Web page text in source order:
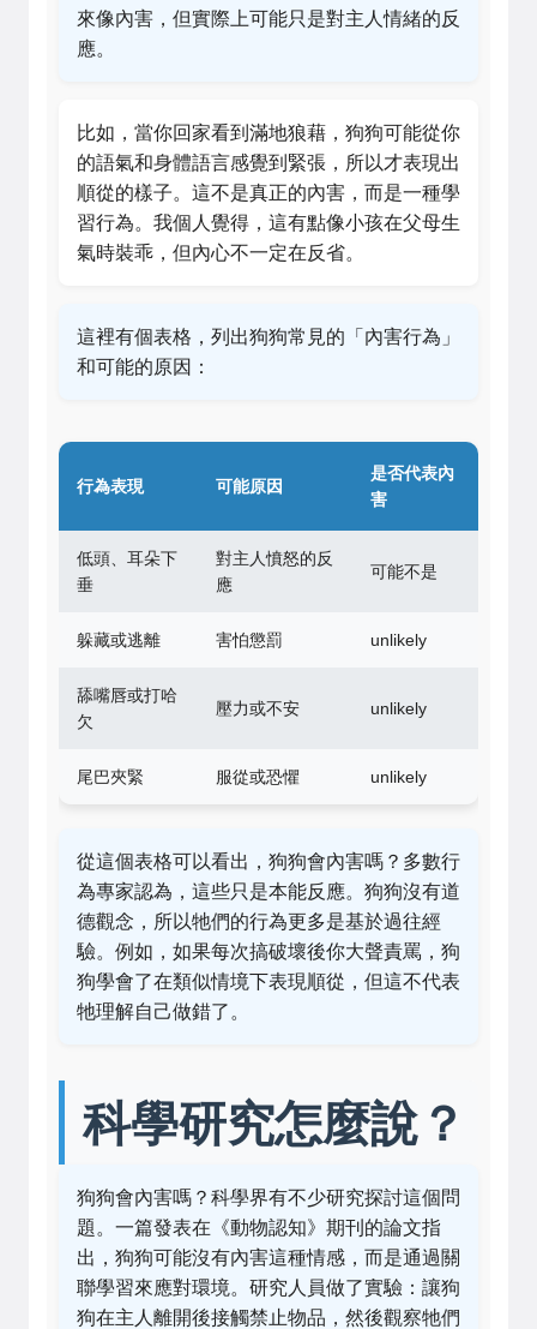
來像內害，但實際上可能只是對主人情緒的反
應。
比如，當你回家看到滿地狼藉，狗狗可能從你
的語氣和身體語言感覺到緊張，所以才表現出
順從的樣子。這不是真正的內害，而是一種學
習行為。我個人覺得，這有點像小孩在父母生
氣時裝乖，但內心不一定在反省。
這裡有個表格，列出狗狗常見的「內害行為」
和可能的原因：
行為表現 可能原因
是否代表內
害
低頭、耳朵下
垂
對主人憤怒的反
應
可能不是
躲藏或逃離 害怕懲罰 unlikely
舔嘴唇或打哈
欠
壓力或不安 unlikely
尾巴夾緊 服從或恐懼 unlikely
從這個表格可以看出，狗狗會內害嗎？多數行
為專家認為，這些只是本能反應。狗狗沒有道
德觀念，所以牠們的行為更多是基於過往經
驗。例如，如果每次搞破壞後你大聲責罵，狗
狗學會了在類似情境下表現順從，但這不代表
牠理解自己做錯了。
科學研究怎麼說？
狗狗會內害嗎？科學界有不少研究探討這個問
題。一篇發表在《動物認知》期刊的論文指
出，狗狗可能沒有內害這種情感，而是通過關
聯學習來應對環境。研究人員做了實驗：讓狗
狗在主人離開後接觸禁止物品，然後觀察牠們